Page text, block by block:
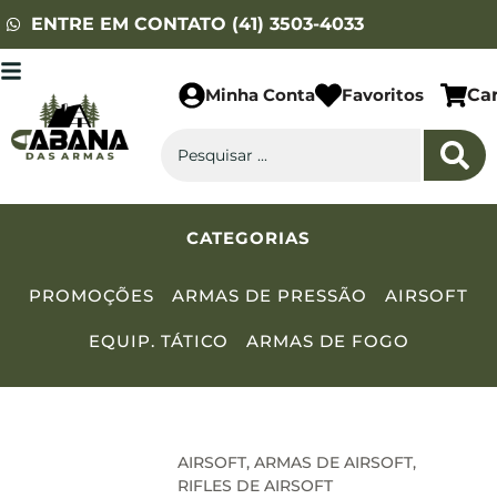
ENTRE EM CONTATO (41) 3503-4033
Minha Conta Favoritos
CATEGORIAS
PROMOÇÕES ARMAS DE PRESSÃO AIRSOFT
EQUIP. TÁTICO ARMAS DE FOGO
AIRSOFT,ARMAS DE AIRSOFT,
RIFLES DE AIRSOFT